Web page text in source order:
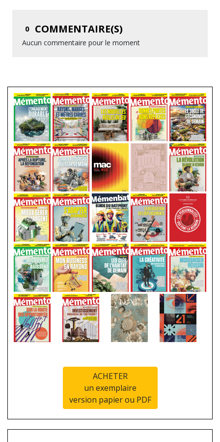
0 COMMENTAIRE(S)
Aucun commentaire pour le moment
ACHETER
un exemplaire
version papier ou PDF